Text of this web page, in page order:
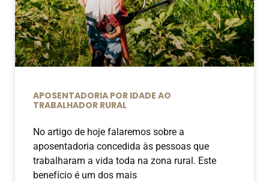
APOSENTADORIA POR IDADE AO
TRABALHADOR RURAL
No artigo de hoje falaremos sobre a
aposentadoria concedida às pessoas que
trabalharam a vida toda na zona rural. Este
benefício é um dos mais